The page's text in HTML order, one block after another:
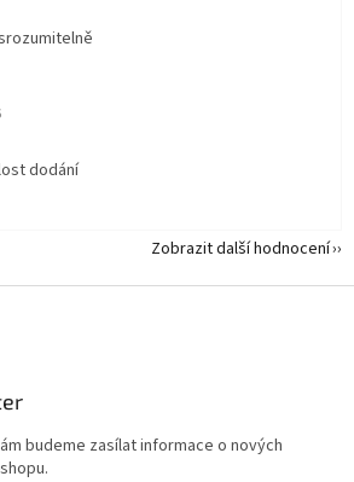
obchodu je 5 z 5 hvězdiček.
dodání
Zobrazit další hodnocení
budeme zasílat informace o nových